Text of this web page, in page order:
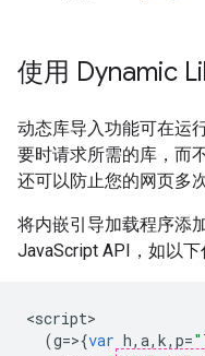
使用 Dynamic
动态库导入功能可在运
要时请求所需的库，而
还可以防止您的网页多
将内嵌引导加载程序添
JavaScript API，如以下
<script
(g=>{var h, a, k, p=